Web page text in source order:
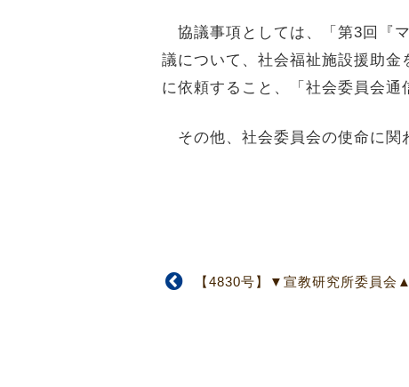
協議事項としては、「第3回『
議について、社会福祉施設援助
に依頼すること、「社会委員会通
その他、社会委員会の使命に関